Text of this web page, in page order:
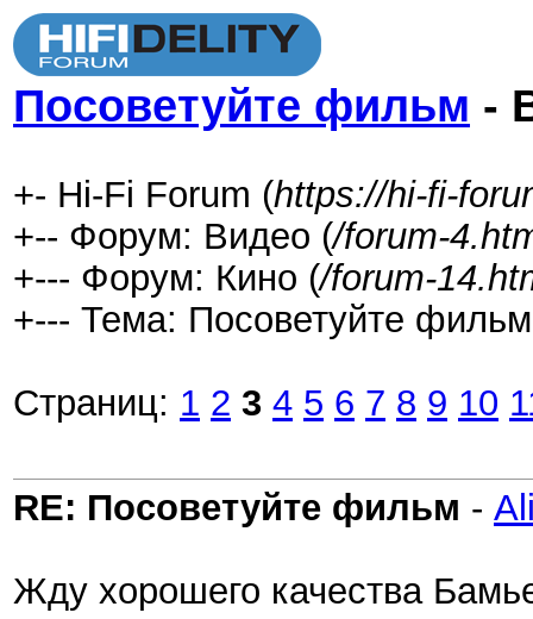
Посоветуйте фильм -
+- Hi-Fi Forum (https://hi-fi-
+-- Форум: Видео (/forum-
+--- Форум: Кино (/forum-
+--- Тема: Посоветуйте
Страниц: 1 2 3 4 5 6 7 8 9 10
RE: Посоветуйте фильм -
Жду хорошего качества